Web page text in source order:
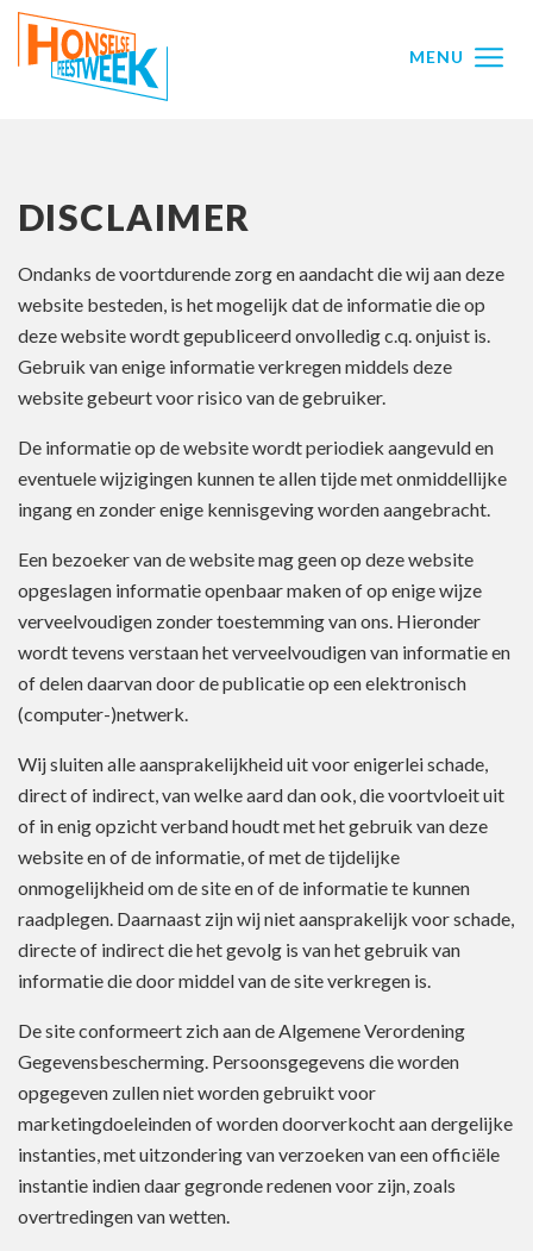
Ga direct naar
MENU
DISCLAIMER
Ondanks de voortdurende zorg en aandacht die wij aan deze
website besteden, is het mogelijk dat de informatie die op
deze website wordt gepubliceerd onvolledig c.q. onjuist is.
Gebruik van enige informatie verkregen middels deze
website gebeurt voor risico van de gebruiker.
De informatie op de website wordt periodiek aangevuld en
eventuele wijzigingen kunnen te allen tijde met onmiddellijke
ingang en zonder enige kennisgeving worden aangebracht.
Een bezoeker van de website mag geen op deze website
opgeslagen informatie openbaar maken of op enige wijze
verveelvoudigen zonder toestemming van ons. Hieronder
wordt tevens verstaan het verveelvoudigen van informatie en
of delen daarvan door de publicatie op een elektronisch
(computer-)netwerk.
Wij sluiten alle aansprakelijkheid uit voor enigerlei schade,
direct of indirect, van welke aard dan ook, die voortvloeit uit
of in enig opzicht verband houdt met het gebruik van deze
website en of de informatie, of met de tijdelijke
onmogelijkheid om de site en of de informatie te kunnen
raadplegen. Daarnaast zijn wij niet aansprakelijk voor schade,
directe of indirect die het gevolg is van het gebruik van
informatie die door middel van de site verkregen is.
De site conformeert zich aan de Algemene Verordening
Gegevensbescherming. Persoonsgegevens die worden
opgegeven zullen niet worden gebruikt voor
marketingdoeleinden of worden doorverkocht aan dergelijke
instanties, met uitzondering van verzoeken van een officiële
instantie indien daar gegronde redenen voor zijn, zoals
overtredingen van wetten.